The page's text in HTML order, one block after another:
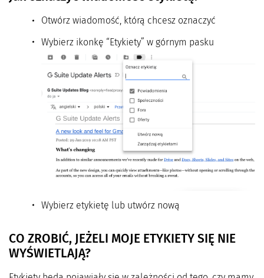
Otwórz wiadomość, którą chcesz oznaczyć
Wybierz ikonkę “Etykiety” w górnym pasku
Wybierz etykietę lub utwórz nową
CO ZROBIĆ, JEŻELI MOJE ETYKIETY SIĘ NIE
WYŚWIETLAJĄ?